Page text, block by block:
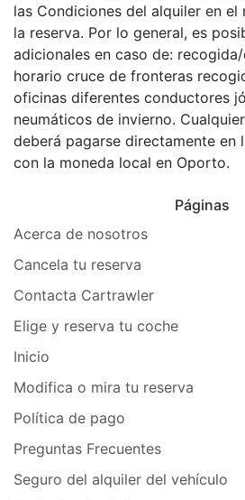
las Condiciones del alquiler en
la reserva. Por lo general, es
adicionales en caso de:
horario cruce de fronteras
oficinas diferentes conductores
neumáticos de invierno.
deberá pagarse directamente en
con la moneda local en Oporto.
Páginas
Acerca de nosotros
Cancela tu reserva
Contacta Cartrawler
Elige y reserva tu coche
Inicio
Modifica o mira tu reserva
Política de pago
Preguntas Frecuentes
Seguro del alquiler del vehículo